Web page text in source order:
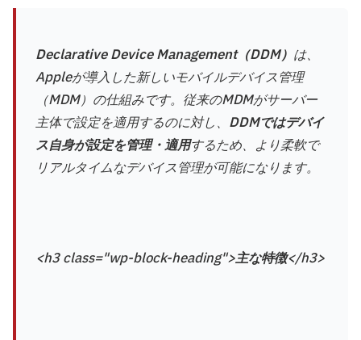
Declarative Device Management（DDM） は、
Appleが導入した新しいモバイルデバイス管理
（MDM）の仕組みです。従来のMDMがサーバー
主体で設定を適用するのに対し、 DDMではデバイ
ス自身が設定を管理・適用するため、より柔軟で
リアルタイムなデバイス管理が可能になります。
<h3 class="wp-block-heading">主な特徴</h3>